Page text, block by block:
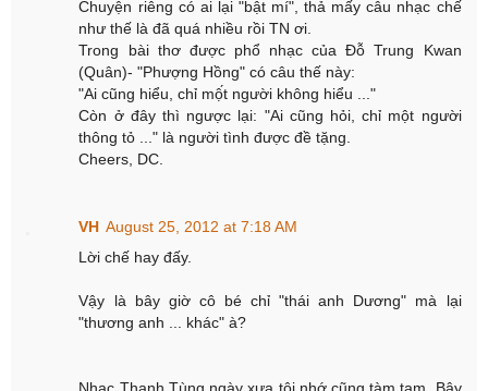
Chuyện riêng có ai lại "bật mí", thả mấy câu nhạc chế
như thế là đã quá nhiều rồi TN ơi.
Trong bài thơ được phổ nhạc của Đỗ Trung Kwan
(Quân)- "Phượng Hồng" có câu thế này:
"Ai cũng hiểu, chỉ mộ́t người không hiểu ..."
Còn ở đây thì ngược lại: "Ai cũng hỏi, chỉ một người
thông tỏ ..." là người tình được đề tặng.
Cheers, DC.
VH August 25, 2012 at 7:18 AM
Lời chế hay đấy.
Vậy là bây giờ cô bé chỉ "thái anh Dương" mà lại
"thương anh ... khác" à?